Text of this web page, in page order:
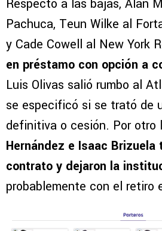
Respecto a las bajas, Alan
Pachuca, Teun Wilke al
y Cade Cowell al New York
en préstamo con opción a
Luis Olivas salió rumbo al
se especificó si se trató de
definitiva o cesión. Por otro
Hernández e Isaac Brizuela
contrato y dejaron la
probablemente con el retiro